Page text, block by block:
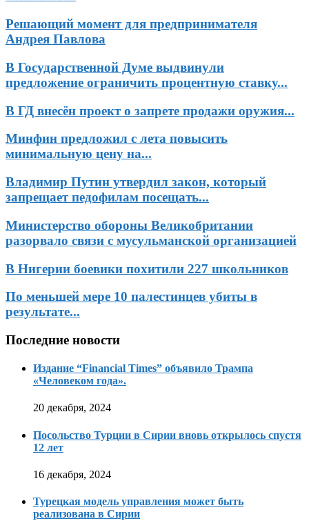
Решающий момент для предпринимателя
Андрея Павлова
В Государственной Думе выдвинули
предложение ограничить процентную ставку...
В ГД внесён проект о запрете продажи оружия...
Минфин предложил с лета повысить
минимальную цену на...
Владимир Путин утвердил закон, который
запрещает педофилам посещать...
Министерство обороны Великобритании
разорвало связи с мусульманской организацией
В Нигерии боевики похитили 227 школьников
По меньшей мере 10 палестинцев убиты в
результате...
Последние новости
Издание “Financial Times” объявило Трампа
«Человеком года».
20 декабря, 2024
Посольство Турции в Сирии вновь открылось спустя
12 лет
16 декабря, 2024
Турецкая модель управления может быть
реализована в Сирии